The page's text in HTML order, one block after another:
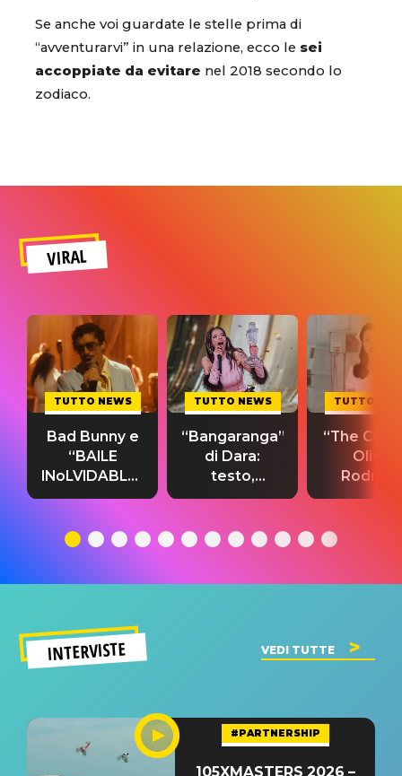
Se anche voi guardate le stelle prima di
“avventurarvi” in una relazione, ecco le sei
accoppiate da evitare nel 2018 secondo lo
zodiaco.
VIRAL
TUTTO NEWS
Bad Bunny e
“BAILE
INoLVIDABLE”:
testo,
significato
TUTTO NEWS
“Bangaranga”
di Dara:
testo,
traduzione e
del singolo
TUTTO
“The
Olivia
testo,
INTERVISTE VEDI TUTTE
#PARTNERSHIP
105XMASTERS 2026 –